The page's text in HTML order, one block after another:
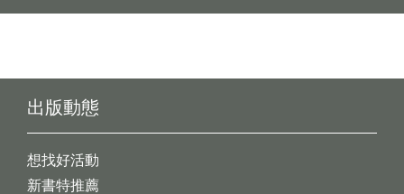
出版動態
想找好活動
新書特推薦